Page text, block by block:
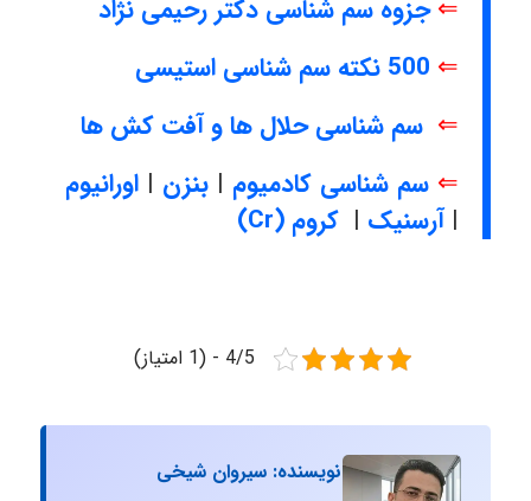
⇐جزوه سم شناسی دکتر رحیمی نژاد
⇐ 500 نکته سم شناسی استیسی
⇐ سم شناسی حلال ها و آفت کش ها
⇐ سم شناسی کادمیوم |بنزن |اورانیوم
|آرسنیک | کروم (Cr)
4/5 - (1 امتیاز)
نویسنده: سیروان شیخی